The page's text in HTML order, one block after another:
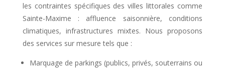
les contraintes spécifiques des villes littorales comme
Sainte-Maxime : affluence saisonnière, conditions
climatiques, infrastructures mixtes. Nous proposons
des services sur mesure tels que :
Marquage de parkings (publics, privés, souterrains ou